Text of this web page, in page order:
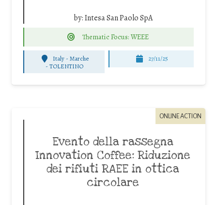
by:Intesa San Paolo SpA
Thematic Focus: WEEE
Italy - Marche
- TOLENTINO
27/11/25
ONLINE ACTION
Evento della rassegna
Innovation Coffee: Riduzione
dei rifiuti RAEE in ottica
circolare